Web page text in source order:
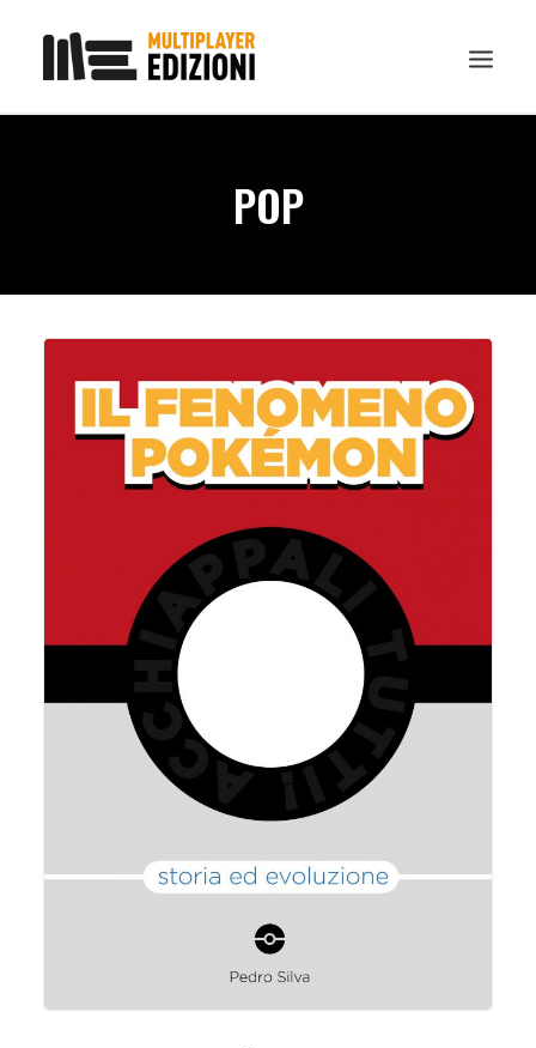
GADGET
NEWS
CONTATTI
CHI SIAMO
POP